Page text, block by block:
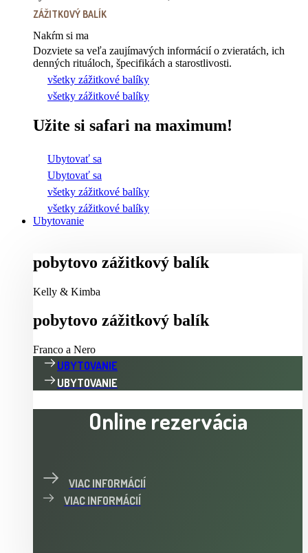
nedostane
ZÁŽITKOVÝ BALÍK
Nakŕm si ma
Dozviete sa veľa zaujímavých informácií o zvieratách, ich
denných rituáloch, špecifikách a starostlivosti.
všetky zážitkové balíky
všetky zážitkové balíky
Užite si safari na maximum!
Ubytovať sa
Ubytovať sa
všetky zážitkové balíky
všetky zážitkové balíky
Ubytovanie
Kelly & Kimba
POBYTOVO ZÁŽITKOVÝ BALÍK
Franco a Nero
UBYTOVANIE
UBYTOVANIE
Online rezervácia